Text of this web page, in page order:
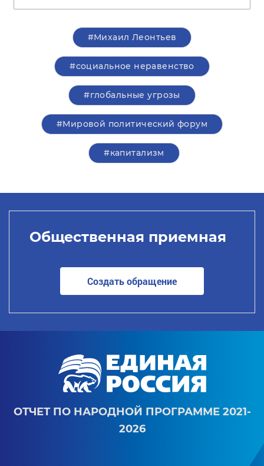
#Михаил Леонтьев
#социальное неравенство
#глобальные угрозы
#Мировой политический форум
#капитализм
Общественная приемная
Создать обращение
ОТЧЕТ ПО НАРОДНОЙ ПРОГРАММЕ 2021-
2026